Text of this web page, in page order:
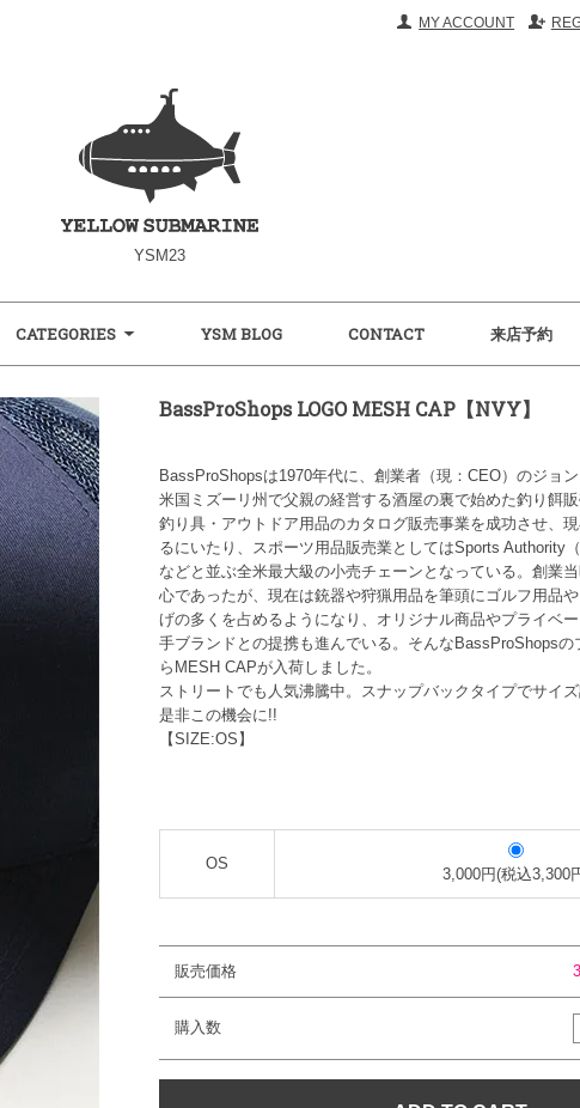
MY ACCOUNT
YSM23
CATEGORIES YSM BLOG CONTACT 来店予約
BassProShops LOGO MESH CAP【NVY】
BassProShopsは1970年代に、創業者（現：CEO）のジョ
米国ミズーリ州で父親の経営する酒屋の裏で始めた釣り餌
釣り具・アウトドア用品のカタログ販売事業を成功させ、
るにいたり、スポーツ用品販売業としてはSports Authority
などと並ぶ全米最大級の小売チェーンとなっている。創業
心であったが、現在は銃器や狩猟用品を筆頭にゴルフ用品
げの多くを占めるようになり、オリジナル商品やプライベ
手ブランドとの提携も進んでいる。そんなBassProShops
らMESH CAPが入荷しました。
ストリートでも人気沸騰中。スナップバックタイプでサイズ
是非この機会に!!
【SIZE:OS】
OS
3,000円(税込3,300
販売価格
購入数